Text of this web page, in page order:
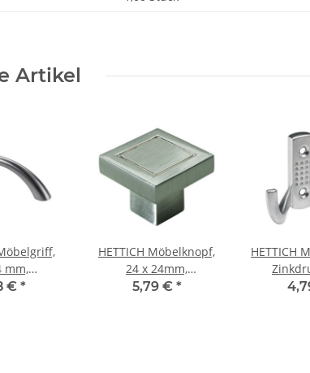
Artikel
mm,
€ *
HETTICH Möbelknopf,
24 x 24mm,
Zinkdruckguss,
5,79 € *
HETTICH